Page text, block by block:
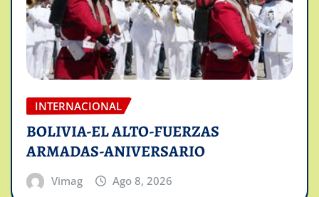
INTERNACIONAL
BOLIVIA-EL ALTO-FUERZAS
ARMADAS-ANIVERSARIO
Vimag Ago 8, 2026